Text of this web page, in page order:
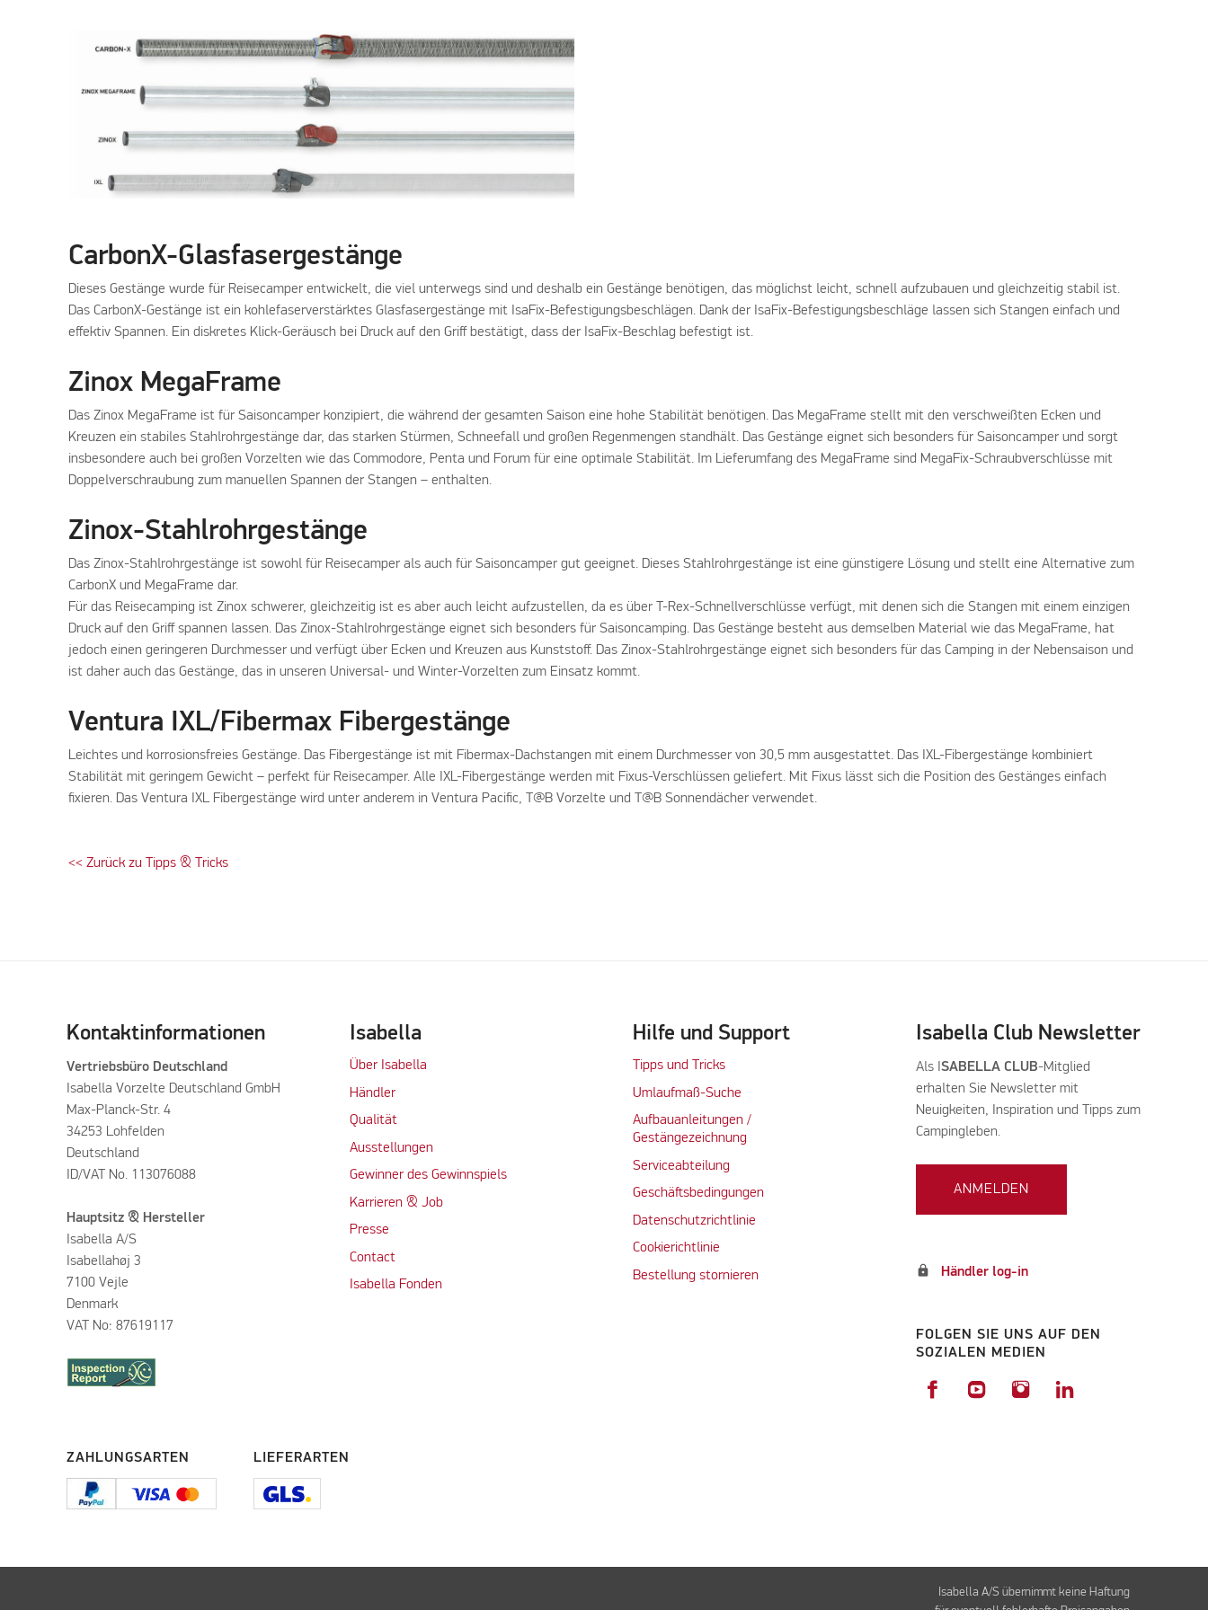
CarbonX-Glasfasergestänge
Dieses Gestänge wurde für Reisecamper entwickelt, die viel unterwegs sind und deshalb ein Gestänge benötigen, das möglichst leicht, schnell aufzubauen und gleichzeitig stabil ist.
Das CarbonX-Gestänge ist ein kohlefaserverstärktes Glasfasergestänge mit IsaFix-Befestigungsbeschlägen. Dank der IsaFix-Befestigungsbeschläge lassen sich Stangen einfach und
effektiv Spannen. Ein diskretes Klick-Geräusch bei Druck auf den Griff bestätigt, dass der IsaFix-Beschlag befestigt ist.
Zinox MegaFrame
Das Zinox MegaFrame ist für Saisoncamper konzipiert, die während der gesamten Saison eine hohe Stabilität benötigen. Das MegaFrame stellt mit den verschweißten Ecken und
Kreuzen ein stabiles Stahlrohrgestänge dar, das starken Stürmen, Schneefall und großen Regenmengen standhält. Das Gestänge eignet sich besonders für Saisoncamper und sorgt
insbesondere auch bei großen Vorzelten wie das Commodore, Penta und Forum für eine optimale Stabilität. Im Lieferumfang des MegaFrame sind MegaFix-Schraubverschlüsse mit
Doppelverschraubung zum manuellen Spannen der Stangen – enthalten.
Zinox-Stahlrohrgestänge
Das Zinox-Stahlrohrgestänge ist sowohl für Reisecamper als auch für Saisoncamper gut geeignet. Dieses Stahlrohrgestänge ist eine günstigere Lösung und stellt eine Alternative zum
CarbonX und MegaFrame dar.
Für das Reisecamping ist Zinox schwerer, gleichzeitig ist es aber auch leicht aufzustellen, da es über T-Rex-Schnellverschlüsse verfügt, mit denen sich die Stangen mit einem einzigen
Druck auf den Griff spannen lassen. Das Zinox-Stahlrohrgestänge eignet sich besonders für Saisoncamping. Das Gestänge besteht aus demselben Material wie das MegaFrame, hat
jedoch einen geringeren Durchmesser und verfügt über Ecken und Kreuzen aus Kunststoff. Das Zinox-Stahlrohrgestänge eignet sich besonders für das Camping in der Nebensaison und
ist daher auch das Gestänge, das in unseren Universal- und Winter-Vorzelten zum Einsatz kommt.
Ventura IXL/Fibermax Fibergestänge
Leichtes und korrosionsfreies Gestänge. Das Fibergestänge ist mit Fibermax-Dachstangen mit einem Durchmesser von 30,5 mm ausgestattet. Das IXL-Fibergestänge kombiniert
Stabilität mit geringem Gewicht – perfekt für Reisecamper. Alle IXL-Fibergestänge werden mit Fixus-Verschlüssen geliefert. Mit Fixus lässt sich die Position des Gestänges einfach
fixieren. Das Ventura IXL Fibergestänge wird unter anderem in Ventura Pacific, T@B Vorzelte und T@B Sonnendächer verwendet.
<< Zurück zu Tipps & Tricks
Kontaktinformationen
Vertriebsbüro Deutschland
Isabella Vorzelte Deutschland GmbH
Max-Planck-Str. 4
34253 Lohfelden
Deutschland
ID/VAT No. 113076088
Hauptsitz & Hersteller
Isabella A/S
Isabellahøj 3
7100 Vejle
Denmark
VAT No: 87619117
Isabella
Über Isabella
Händler
Qualität
Ausstellungen
Gewinner des Gewinnspiels
Karrieren & Job
Presse
Contact
Isabella Fonden
Hilfe und Support
Tipps und Tricks
Umlaufmaß-Suche
Aufbauanleitungen /
Gestängezeichnung
Serviceabteilung
Geschäftsbedingungen
Datenschutzrichtlinie
Cookierichtlinie
Bestellung stornieren
Isabella Club Newsletter
Als I SABELLA CLUB-Mitglied
erhalten Sie Newsletter mit
Neuigkeiten, Inspiration und Tipps zum
Campingleben.
ANMELDEN
lock Händler log-in
FOLGEN SIE UNS AUF DEN
SOZIALEN MEDIEN
ZAHLUNGSARTEN LIEFERARTEN
Isabella A/S übernimmt keine Haftung